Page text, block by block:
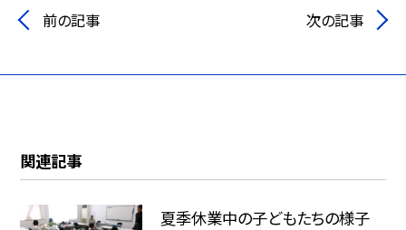
前の記事 次の記事
関連記事
夏季休業中の子どもたちの様子